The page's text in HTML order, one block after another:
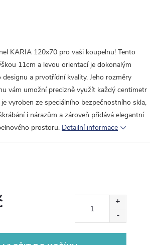
KARIA 120x70 pro vaši koupelnu! Tento
11cm a levou orientací je dokonalým
a prvotřídní kvality. Jeho rozměry
vám umožní precizně využít každý centimetr
vyroben ze speciálního bezpečnostního skla,
i nárazům a zároveň přidává elegantní
prostoru. Detailní informace